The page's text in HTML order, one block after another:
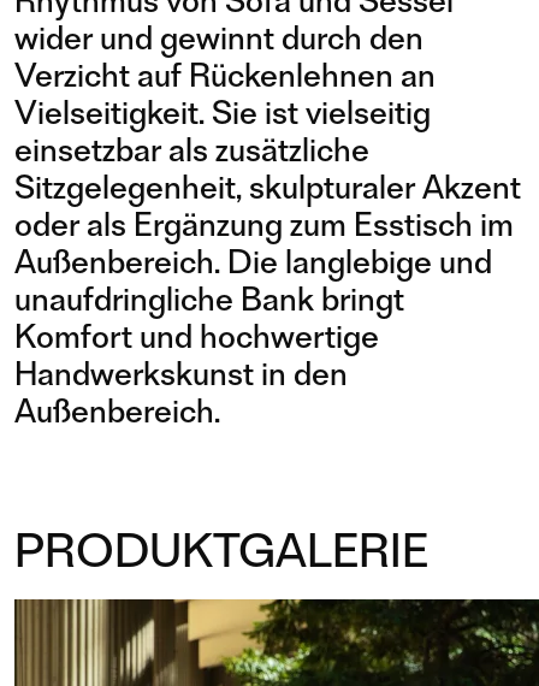
wider und gewinnt durch den
Verzicht auf Rückenlehnen an
Vielseitigkeit. Sie ist vielseitig
einsetzbar als zusätzliche
Sitzgelegenheit, skulpturaler Akzent
oder als Ergänzung zum Esstisch im
Außenbereich. Die langlebige und
unaufdringliche Bank bringt
Komfort und hochwertige
Handwerkskunst in den
Außenbereich.
PRODUKTGALERIE